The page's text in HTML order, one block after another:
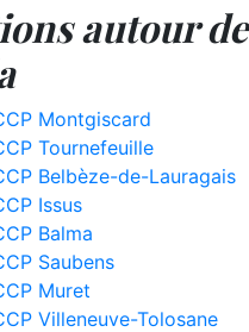
autour de
Montgiscard
Tournefeuille
Belbèze-de-Lauragais
Issus
Balma
Saubens
Muret
Villeneuve-Tolosane